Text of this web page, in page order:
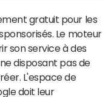
gratuit pour les
Le moteur
son service à des
disposant pas de
L'espace de
doit leur